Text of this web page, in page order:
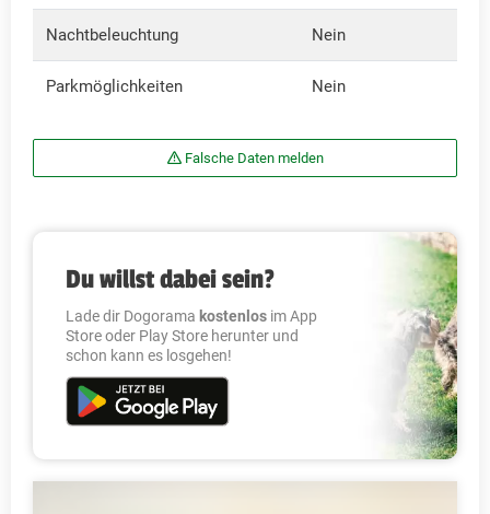
Nachtbeleuchtung Nein
Parkmöglichkeiten Nein
Falsche Daten melden
Du willst dabei sein?
Lade dir Dogorama kostenlos im App
Store oder Play Store herunter und
schon kann es losgehen!